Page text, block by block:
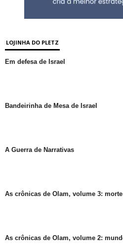
LOJINHA DO PLETZ
Em defesa de Israel
Bandeirinha de Mesa de Israel
A Guerra de Narrativas
As crônicas de Olam, volume 3:
As crônicas de Olam, volume 2: